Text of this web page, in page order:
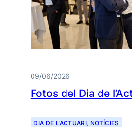
09/06/2026
Fotos del Dia de
DIA DE L’ACTUARI, NOTÍCIES